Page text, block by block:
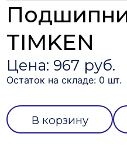
TIMKEN
Цена: 967 руб.
Остаток на складе: 0 шт.
В корзину